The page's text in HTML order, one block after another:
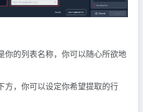
你的列表名称，你可以随心所欲地
方，你可以设定你希望提取的行